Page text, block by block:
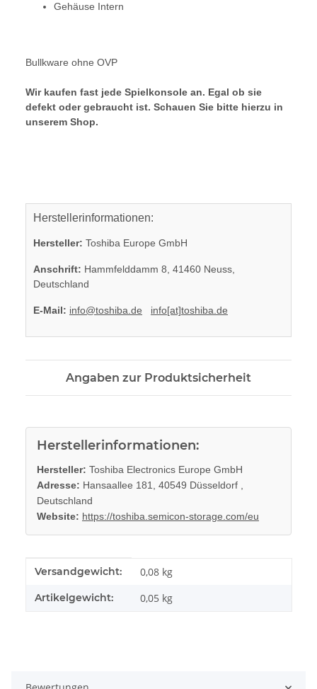
Gehäuse Intern
Bullkware ohne OVP
Wir kaufen fast jede Spielkonsole an. Egal ob sie
defekt oder gebraucht ist. Schauen Sie bitte hierzu in
unserem Shop.
Herstellerinformationen:
Hersteller: Toshiba Europe GmbH
Anschrift: Hammfelddamm 8, 41460 Neuss,
Deutschland
E-Mail: info@toshiba.de info[at]toshiba.de
Angaben zur Produktsicherheit
Herstellerinformationen:
Hersteller: Toshiba Electronics Europe GmbH
Adresse: Hansaallee 181, 40549 Düsseldorf ,
Deutschland
Website: https://toshiba.semicon-storage.com/eu
Produkteigenschaft
Wert
Versandgewicht: 0,08 kg
Artikelgewicht: 0,05 kg